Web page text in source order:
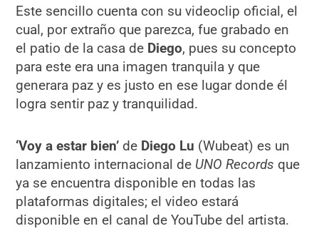
Este sencillo cuenta con su videoclip oficial, el
cual, por extraño que parezca, fue grabado en
el patio de la casa de Diego, pues su concepto
para este era una imagen tranquila y que
generara paz y es justo en ese lugar donde él
logra sentir paz y tranquilidad.
‘Voy a estar bien’ de Diego Lu (Wubeat) es un
lanzamiento internacional de UNO Records que
ya se encuentra disponible en todas las
plataformas digitales; el video estará
disponible en el canal de YouTube del artista.